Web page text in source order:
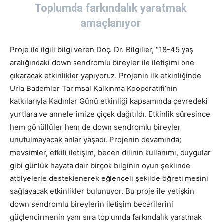
Toplumda farkındalık yaratmak
amaçlanıyor
Proje ile ilgili bilgi veren Doç. Dr. Bilgilier, “18-45 yaş
aralığındaki down sendromlu bireyler ile iletişimi öne
çıkaracak etkinlikler yapıyoruz. Projenin ilk etkinliğinde
Urla Bademler Tarımsal Kalkınma Kooperatifi’nin
katkılarıyla Kadınlar Günü etkinliği kapsamında çevredeki
yurtlara ve annelerimize çiçek dağıtıldı. Etkinlik süresince
hem gönüllüler hem de down sendromlu bireyler
unutulmayacak anlar yaşadı. Projenin devamında;
mevsimler, etkili iletişim, beden dilinin kullanımı, duygular
gibi günlük hayata dair birçok bilginin oyun şeklinde
atölyelerle desteklenerek eğlenceli şekilde öğretilmesini
sağlayacak etkinlikler bulunuyor. Bu proje ile yetişkin
down sendromlu bireylerin iletişim becerilerini
güçlendirmenin yanı sıra toplumda farkındalık yaratmak